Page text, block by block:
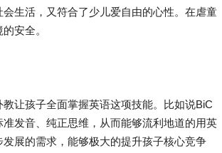
生活，又符合了少儿爱自由的心性。在虐童
安全。
让孩子全面掌握英语这项技能。比如说BiC
发音、纯正思维，从而能够流利地道的用英
展的需求，能够极大的提升孩子核心竞争